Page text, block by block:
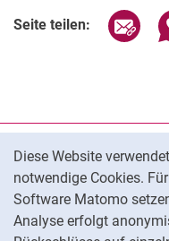
Diese Website
notwendige Cookies.
Software Matomo
Analyse erfolgt
Seite teilen:
Datenschutz
Barrierefreiheit
Transparenter KI-Einsatz
Impressum